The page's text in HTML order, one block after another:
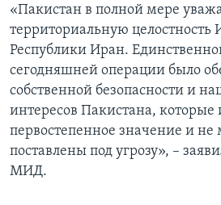
«Пакистан в полной мере
территориальную целостность
Республики Иран.
сегодняшней операции было
собственной безопасности и
интересов Пакистана,
первостепенное значение и не
поставлены под угрозу», –
МИД.